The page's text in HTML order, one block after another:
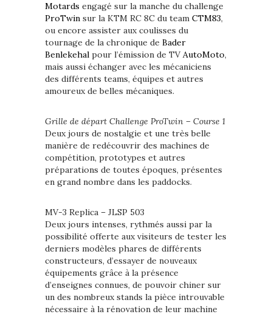
Motards engagé sur la manche du challenge
ProTwin sur la KTM RC 8C du team CTM83,
ou encore assister aux coulisses du
tournage de la chronique de Bader
Benlekehal pour l’émission de TVAutoMoto,
mais aussi échanger avec les mécaniciens
des différents teams, équipes et autres
amoureux de belles mécaniques.
Grille de départ Challenge ProTwin – Course 1
Deux jours de nostalgie et une très belle
manière de redécouvrir des machines de
compétition, prototypes et autres
préparations de toutes époques, présentes
en grand nombre dans les paddocks.
MV-3 Replica – JLSP 503
Deux jours intenses, rythmés aussi par la
possibilité offerte aux visiteurs de tester les
derniers modèles phares de différents
constructeurs, d’essayer de nouveaux
équipements grâce à la présence
d’enseignes connues, de pouvoir chiner sur
un des nombreux stands la pièce introuvable
nécessaire à la rénovation de leur machine